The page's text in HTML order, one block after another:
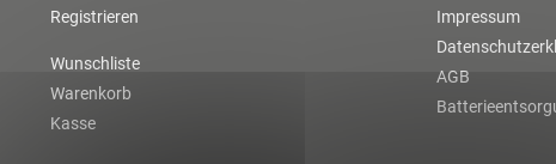
Registrieren
Wunschliste
Warenkorb
Kasse
Impressum
AGB